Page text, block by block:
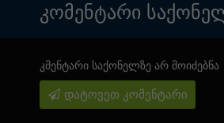
ᲙᲝᲛᲔᲜᲢᲐᲠᲘ
კმენტარი საქონელზე არ მოიძებნა
დატოვეთ კომენტარი